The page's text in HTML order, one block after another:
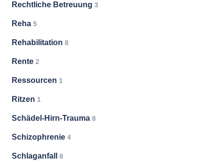
Rechtliche Betreuung 3
Reha 5
Rehabilitation 8
Rente 2
Ressourcen 1
Ritzen 1
Schädel-Hirn-Trauma 8
Schizophrenie 4
Schlaganfall 8